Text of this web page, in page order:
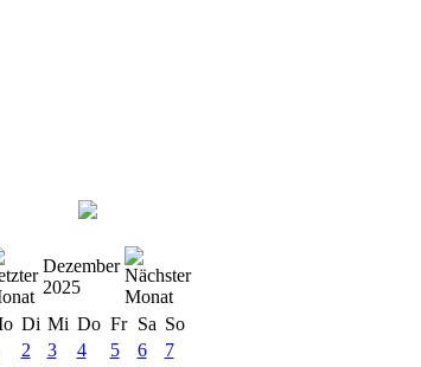
Dezember
2025
Di Mi Do Fr Sa So
2 3 4 5 6
7